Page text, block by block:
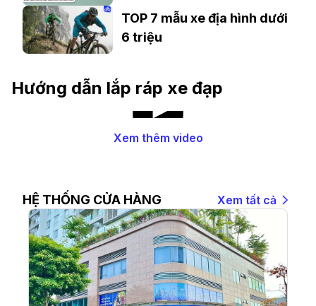
đạp đánh giá cao nhất năm
TOP 7 mẫu xe địa hình dưới
6 triệu
Hướng dẫn lắp ráp xe đạp
Xem thêm video
HỆ THỐNG CỬA HÀNG Xem tất cả